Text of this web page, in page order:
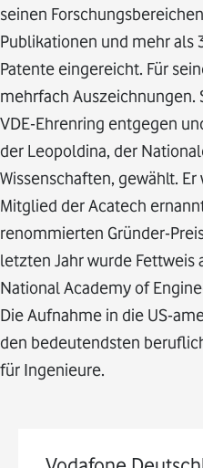
seinen
Publikationen und mehr als
Patente eingereicht. Für
mehrfach Auszeichnungen.
VDE-Ehrenring entgegen
der Leopoldina, der
Wissenschaften, gewählt.
Mitglied der Acatech
renommierten Gründer-
letzten Jahr wurde Fettweis
National Academy of
Die Aufnahme in die US-
den bedeutendsten
für Ingenieure.